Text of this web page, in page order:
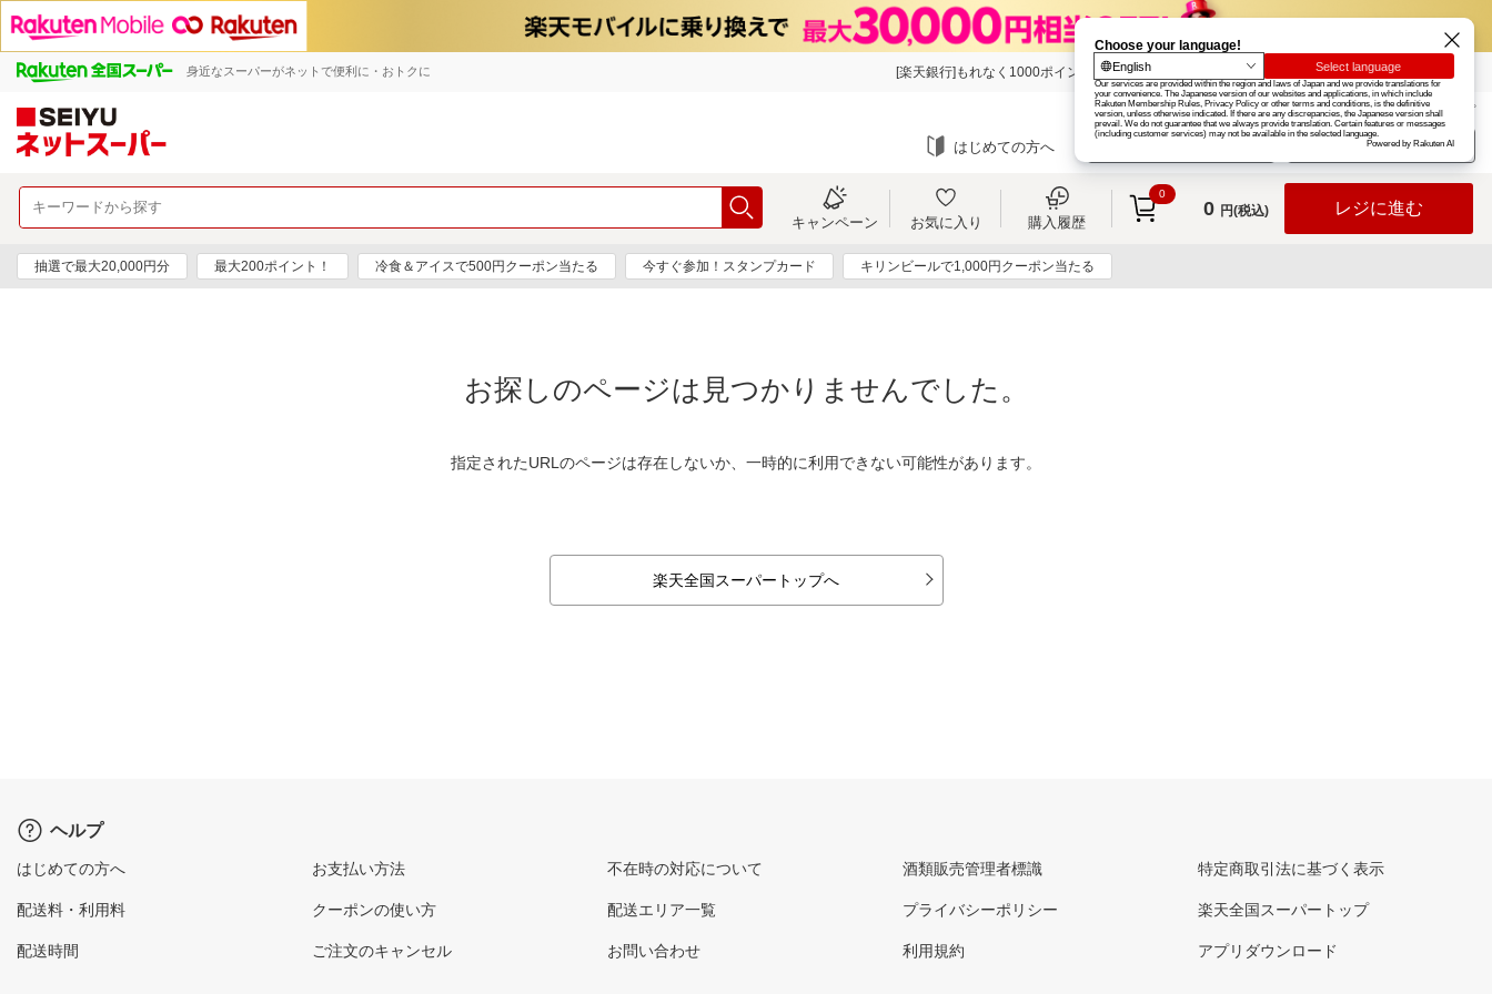
身近なスーパーがネットで便利に・おトクに [楽天銀行]もれなく1000ポイント 楽天グループ カード
お知らせ ヘルプ
はじめての方へ ログイン
キャンペーン お気に入り 購入履歴
0
0 円(税込) レジに進む
抽選で最大20,000円分 最大200ポイント！ 冷食＆アイスで500円クーポン当たる 今すぐ参加！スタンプカード キリンビールで1,000円クーポン当たる
お探しのページは見つかりませんでした。
指定されたURLのページは存在しないか、一時的に利用できない可能性があります。
楽天全国スーパートップへ
ヘルプ
はじめての方へ
配送料・利用料
配送時間
お支払い方法
クーポンの使い方
ご注文のキャンセル
不在時の対応について
配送エリア一覧
お問い合わせ
酒類販売管理者標識
プライバシーポリシー
利用規約
特定商取引法に基づく表示
楽天全国スーパートップ
アプリダウンロード